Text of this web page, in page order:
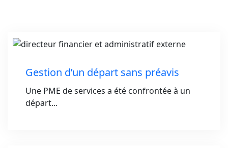
Gestion d’un départ sans préavis
Une PME de services a été confrontée à un
départ...